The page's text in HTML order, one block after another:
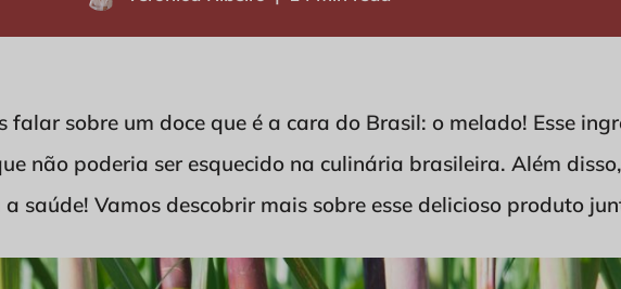
falar sobre um doce que é a cara do Brasil: o melado! Esse
não poderia ser esquecido na culinária brasileira. Além
saúde! Vamos descobrir mais sobre esse delicioso produto